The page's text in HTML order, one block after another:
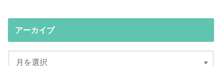
アーカイブ